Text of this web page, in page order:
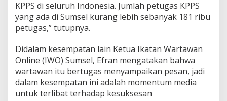
P
l
m
b
a
g
KPPS di seluruh Indonesia. Jumlah petugas KPPS
yang ada di Sumsel kurang lebih sebanyak 181 ribu
petugas,” tutupnya.
Didalam kesempatan lain Ketua Ikatan Wartawan
Online (IWO) Sumsel, Efran mengatakan bahwa
wartawan itu bertugas menyampaikan pesan, jadi
dalam kesempatan ini adalah momentum media
untuk terlibat terhadap kesuksesan